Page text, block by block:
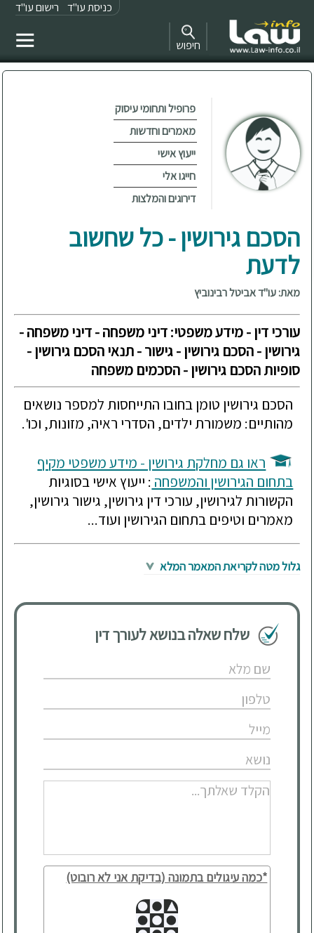
כניסת עו"ד רישום עו"ד
חיפוש
פרופיל ותחומי עיסוק
מאמרים וחדשות
ייעוץ אישי
חייגו אלי
דירוגים והמלצות
הסכם גירושין - כל שחשוב
לדעת
מאת: עו"ד אביטל רבינוביץ
עורכי דין - מידע משפטי: דיני משפחה - דיני משפחה -
גירושין - הסכם גירושין - גישור - תנאי הסכם גירושין -
סופיות הסכם גירושין - הסכמים משפחה
הסכם גירושין טומן בחובו התייחסות למספר נושאים
מהותיים: משמורת ילדים, הסדרי ראיה, מזונות, וכו'.
ראו גם מחלקת גירושין - מידע משפטי מקיף
בתחום הגירושין והמשפחה : ייעוץ אישי בסוגיות
הקשורות לגירושין, עורכי דין גירושין, גישור גירושין,
מאמרים וטיפים בתחום הגירושין ועוד...
גלול מטה לקריאת המאמר המלא
שלח שאלה בנושא לעורך דין
*כמה עיגולים בתמונה (בדיקת אני לא רובוט)